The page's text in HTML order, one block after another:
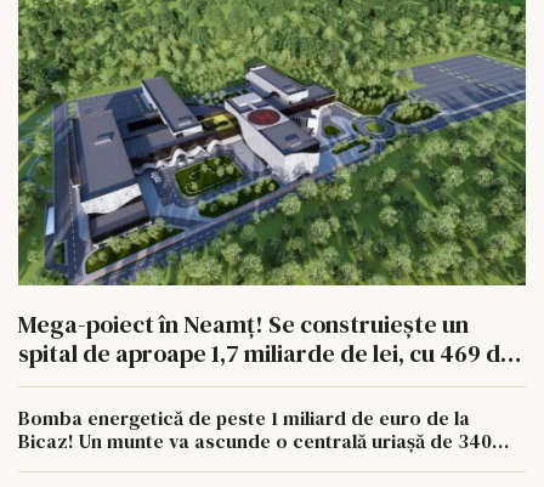
Mega-poiect în Neamț! Se construiește un
spital de aproape 1,7 miliarde de lei, cu 469 de
paturi
Bomba energetică de peste 1 miliard de euro de la
Bicaz! Un munte va ascunde o centrală uriașă de 340